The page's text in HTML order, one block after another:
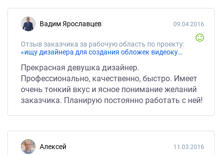
Вадим Ярославцев
Отзыв заказчика за рабочую область по проекту:
«ищу дизайнера для создания обложек видеокурсов (12 шт), профессионально, за неделю, на сайт и в печать.»
09.04.2016
Прекрасная девушка дизайнер.
Профессионально, качественно, быстро. Имеет
очень тонкий вкус и ясное понимание желаний
заказчика. Планирую постоянно работать с ней!
Алексей 11.03.2016